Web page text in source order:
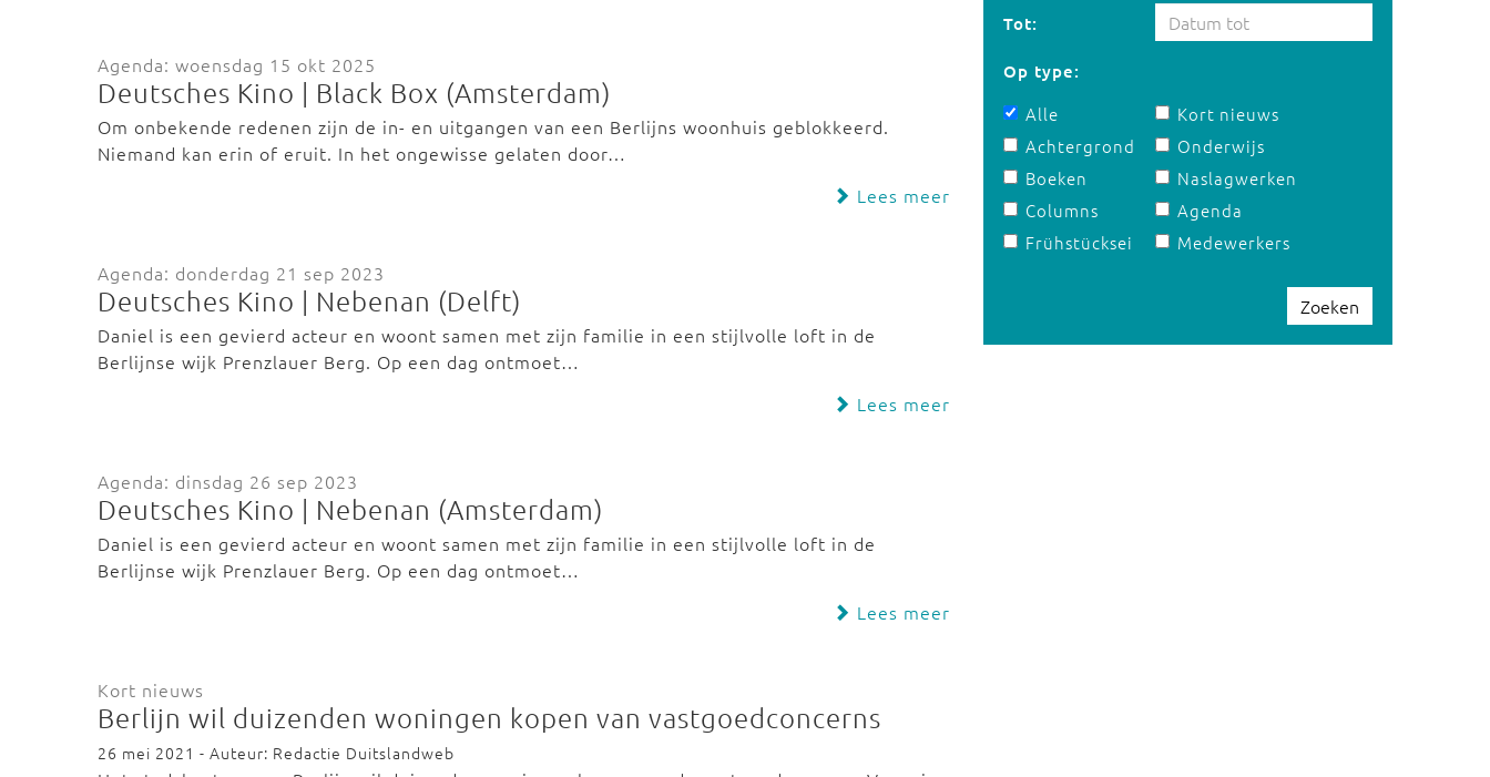
Agenda: woensdag 15 okt 2025
Deutsches Kino | Black Box (Amsterdam)
Om onbekende redenen zijn de in- en uitgangen van een Berlijns woonhuis geblokkeerd.
Niemand kan erin of eruit. In het ongewisse gelaten door…
Lees meer
Agenda: donderdag 21 sep 2023
Deutsches Kino | Nebenan (Delft)
Daniel is een gevierd acteur en woont samen met zijn familie in een stijlvolle loft in de
Berlijnse wijk Prenzlauer Berg. Op een dag ontmoet…
Lees meer
Agenda: dinsdag 26 sep 2023
Deutsches Kino | Nebenan (Amsterdam)
Daniel is een gevierd acteur en woont samen met zijn familie in een stijlvolle loft in de
Berlijnse wijk Prenzlauer Berg. Op een dag ontmoet…
Lees meer
Kort nieuws
Berlijn wil duizenden woningen kopen van vastgoedconcerns
26 mei 2021 - Auteur: Redactie Duitslandweb
Tot:
Op type:
Alle
Achtergrond
Boeken
Columns
Frühstücksei
Kort nieuws
Onderwijs
Naslagwerken
Agenda
Medewerkers
Zoeken